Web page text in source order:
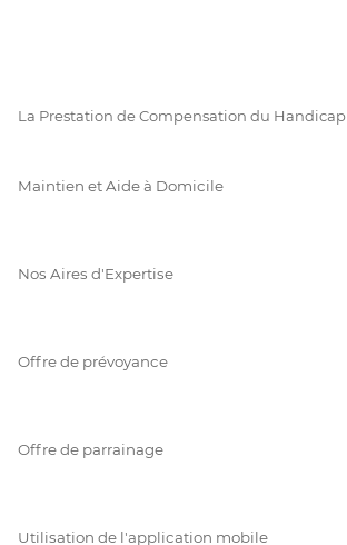
La Prestation de Compensation du Handicap
Maintien et Aide à Domicile
Nos Aires d'Expertise
Offre de prévoyance
Offre de parrainage
Utilisation de l'application mobile